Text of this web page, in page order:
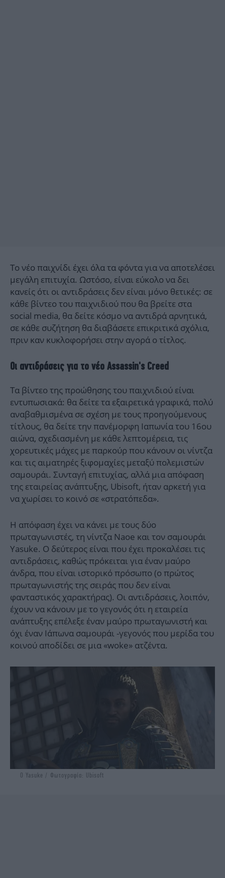
Το νέο παιχνίδι έχει όλα τα φόντα για να αποτελέσει
μεγάλη επιτυχία. Ωστόσο, είναι εύκολο να δει
κανείς ότι οι αντιδράσεις δεν είναι μόνο θετικές: σε
κάθε βίντεο του παιχνιδιού που θα βρείτε στα
social media, θα δείτε κόσμο να αντιδρά αρνητικά,
σε κάθε συζήτηση θα διαβάσετε επικριτικά σχόλια,
πριν καν κυκλοφορήσει στην αγορά ο τίτλος.
Οι αντιδράσεις για το νέο Assassin's Creed
Τα βίντεο της προώθησης του παιχνιδιού είναι
εντυπωσιακά: θα δείτε τα εξαιρετικά γραφικά, πολύ
αναβαθμισμένα σε σχέση με τους προηγούμενους
τίτλους, θα δείτε την πανέμορφη Ιαπωνία του 16ου
αιώνα, σχεδιασμένη με κάθε λεπτομέρεια, τις
χορευτικές μάχες με παρκούρ που κάνουν οι νίντζα
και τις αιματηρές ξιφομαχίες μεταξύ πολεμιστών
σαμουράι. Συνταγή επιτυχίας, αλλά μια απόφαση
της εταιρείας ανάπτυξης, Ubisoft, ήταν αρκετή για
να χωρίσει το κοινό σε «στρατόπεδα».
Η απόφαση έχει να κάνει με τους δύο
πρωταγωνιστές, τη νίντζα Naoe και τον σαμουράι
Yasuke. Ο δεύτερος είναι που έχει προκαλέσει τις
αντιδράσεις, καθώς πρόκειται για έναν μαύρο
άνδρα, που είναι ιστορικό πρόσωπο (ο πρώτος
πρωταγωνιστής της σειράς που δεν είναι
φανταστικός χαρακτήρας). Οι αντιδράσεις, λοιπόν,
έχουν να κάνουν με το γεγονός ότι η εταιρεία
ανάπτυξης επέλεξε έναν μαύρο πρωταγωνιστή και
όχι έναν Ιάπωνα σαμουράι -γεγονός που μερίδα του
κοινού αποδίδει σε μια «woke» ατζέντα.
Ο Yasuke / Φωτογραφία: Ubisoft